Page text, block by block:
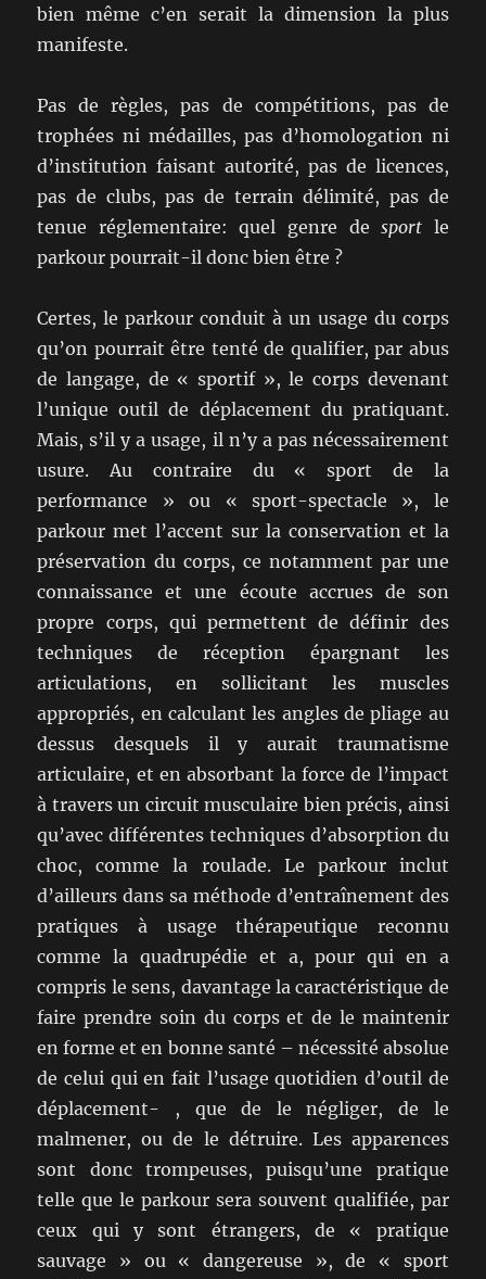
bien même c’en serait la dimension la plus
manifeste.
Pas de règles, pas de compétitions, pas de
trophées ni médailles, pas d’homologation ni
d’institution faisant autorité, pas de licences,
pas de clubs, pas de terrain délimité, pas de
tenue réglementaire: quel genre desport le
parkour pourrait-il donc bien être ?
Certes, le parkour conduit à un usage du corps
qu’on pourrait être tenté de qualifier, par abus
de langage, de « sportif », le corps devenant
l’unique outil de déplacement du pratiquant.
Mais, s’il y a usage, il n’y a pas nécessairement
usure. Au contraire du « sport de la
performance » ou « sport-spectacle », le
parkour met l’accent sur la conservation et la
préservation du corps, ce notamment par une
connaissance et une écoute accrues de son
propre corps, qui permettent de définir des
techniques de réception épargnant les
articulations, en sollicitant les muscles
appropriés, en calculant les angles de pliage au
dessus desquels il y aurait traumatisme
articulaire, et en absorbant la force de l’impact
à travers un circuit musculaire bien précis, ainsi
qu’avec différentes techniques d’absorption du
choc, comme la roulade. Le parkour inclut
d’ailleurs dans sa méthode d’entraînement des
pratiques à usage thérapeutique reconnu
comme la quadrupédie et a, pour qui en a
compris le sens, davantage la caractéristique de
faire prendre soin du corps et de le maintenir
en forme et en bonne santé – nécessité absolue
de celui qui en fait l’usage quotidien d’outil de
déplacement- , que de le négliger, de le
malmener, ou de le détruire. Les apparences
sont donc trompeuses, puisqu’une pratique
telle que le parkour sera souvent qualifiée, par
ceux qui y sont étrangers, de « pratique
sauvage » ou « dangereuse », de « sport